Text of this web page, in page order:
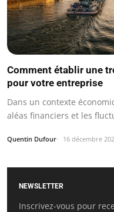
Comment établir une
pour votre entreprise
Dans un contexte
aléas financiers et les
Quentin Dufour 16 décembre
NEWSLETTER
Inscrivez-vous pour